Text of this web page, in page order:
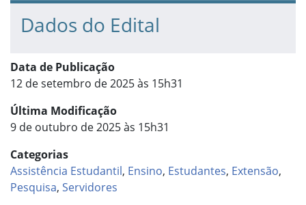
Dados do Edital
Data de Publicação
12 de setembro de 2025 às 15h31
Última Modificação
9 de outubro de 2025 às 15h31
Categorias
Assistência Estudantil, Ensino, Estudantes, Extensão,
Pesquisa, Servidores